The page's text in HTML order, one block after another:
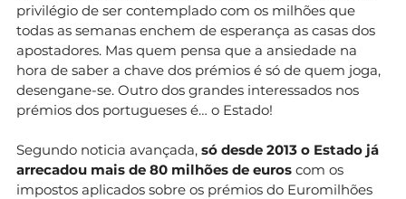
privilégio de ser contemplado com os milhões que
todas as semanas enchem de esperança as casas dos
apostadores. Mas quem pensa que a ansiedade na
hora de saber a chave dos prémios é só de quem joga,
desengane-se. Outro dos grandes interessados nos
prémios dos portugueses é… o Estado!
Segundo noticia avançada, só desde 2013 o Estado já
arrecadou mais de 80 milhões de euros com os
impostos aplicados sobre os prémios do Euromilhões